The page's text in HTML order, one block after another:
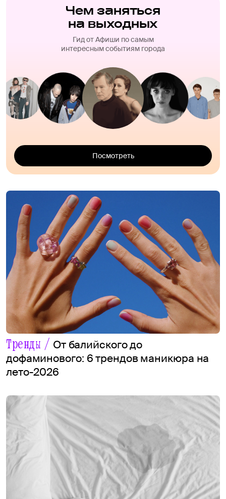
Чем заняться
на выходных
Гид от Афиши по самым
интересным событиям города
Посмотреть
Тренды / От балийского до
дофаминового: 6 трендов маникюра на
лето-2026